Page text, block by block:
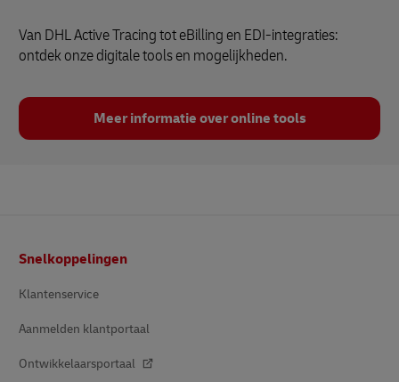
Van DHL Active Tracing tot eBilling en EDI-integraties:
ontdek onze digitale tools en mogelijkheden.
Meer informatie over online tools
Snelkoppelingen
Klantenservice
Aanmelden klantportaal
Ontwikkelaarsportaal